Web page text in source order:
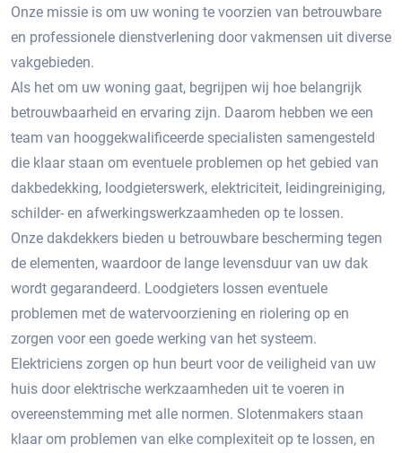
Onze missie is om uw woning te voorzien van betrouwbare
en professionele dienstverlening door vakmensen uit diverse
vakgebieden.
Als het om uw woning gaat, begrijpen wij hoe belangrijk
betrouwbaarheid en ervaring zijn. Daarom hebben we een
team van hooggekwalificeerde specialisten samengesteld
die klaar staan om eventuele problemen op het gebied van
dakbedekking, loodgieterswerk, elektriciteit, leidingreiniging,
schilder- en afwerkingswerkzaamheden op te lossen.
Onze dakdekkers bieden u betrouwbare bescherming tegen
de elementen, waardoor de lange levensduur van uw dak
wordt gegarandeerd. Loodgieters lossen eventuele
problemen met de watervoorziening en riolering op en
zorgen voor een goede werking van het systeem.
Elektriciens zorgen op hun beurt voor de veiligheid van uw
huis door elektrische werkzaamheden uit te voeren in
overeenstemming met alle normen. Slotenmakers staan ​​
klaar om problemen van elke complexiteit op te lossen, en